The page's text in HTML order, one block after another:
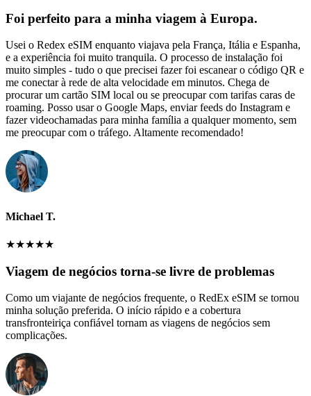
Foi perfeito para a minha viagem à Europa.
Usei o Redex eSIM enquanto viajava pela França, Itália e Espanha,
e a experiência foi muito tranquila. O processo de instalação foi
muito simples - tudo o que precisei fazer foi escanear o código QR e
me conectar à rede de alta velocidade em minutos. Chega de
procurar um cartão SIM local ou se preocupar com tarifas caras de
roaming. Posso usar o Google Maps, enviar feeds do Instagram e
fazer videochamadas para minha família a qualquer momento, sem
me preocupar com o tráfego. Altamente recomendado!
Michael T.
★★★★★
Viagem de negócios torna-se livre de problemas
Como um viajante de negócios frequente, o RedEx eSIM se tornou
minha solução preferida. O início rápido e a cobertura
transfronteiriça confiável tornam as viagens de negócios sem
complicações.